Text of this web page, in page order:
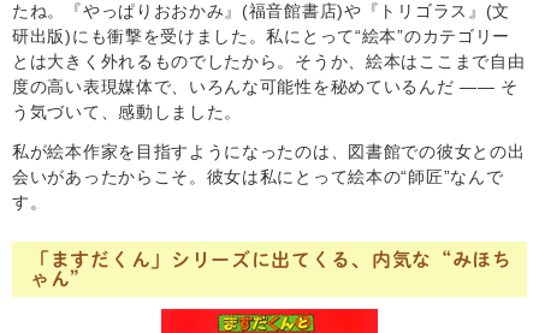
たね。『やっぱりおおかみ』(福音館書店)や『トリゴラス』(文
研出版)にも衝撃を受けました。私にとって“絵本”のカテゴリー
とは大きく外れるものでしたから。そうか、絵本はここまで自由
度の高い表現媒体で、いろんな可能性を秘めているんだ ―― そ
う気づいて、感動しました。
私が絵本作家を目指すようになったのは、図書館での彼女との出
会いがあったからこそ。彼女は私にとって絵本の“師匠”なんで
す。
「ますだくん」シリーズに出てくる、内気な“みほち
ゃん”